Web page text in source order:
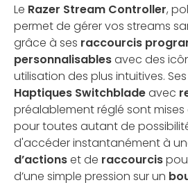
Le Razer Stream Controller,
permet de gérer vos streams
grâce à ses raccourcis
personnalisablesavec des
utilisation des plus intuitives. Ses
Haptiques Switchbladeavec
préalablement réglé sont
pour toutes autant de
d'accéder instantanément à
d’actionset de raccourcis
d’une simple pression sur un